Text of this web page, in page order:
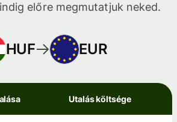
előre megmutatjuk neked.
HUF EUR
Utalás költsége